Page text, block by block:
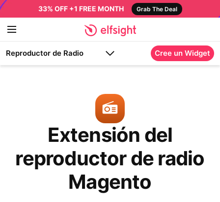
33% OFF +1 FREE MONTH Grab The Deal
Reproductor de Radio Cree un Widget
Extensión del
reproductor de radio
Magento